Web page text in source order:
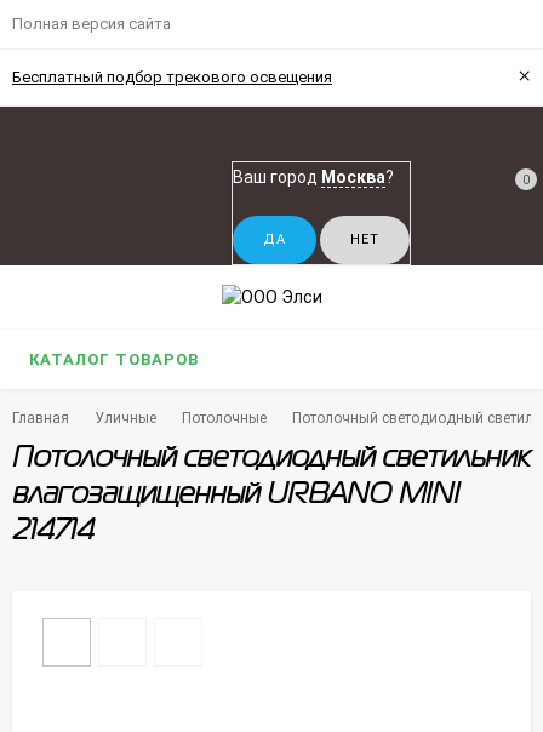
Полная версия сайта
Бесплатный подбор трекового освещения ×
Ваш город Москва? 0
КАТАЛОГ ТОВАРОВ
Главная Уличные Потолочные Потолочный светодиодный
Потолочный светодиодный светильник
влагозащищенный URBANO MINI
214714